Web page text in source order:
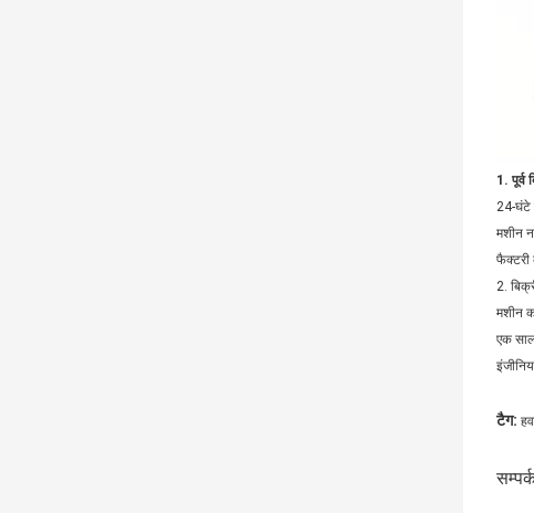
1. पूर्व
24-घंटे
मशीन
फैक्टरी
2.
मशीन
एक साल
टैग: